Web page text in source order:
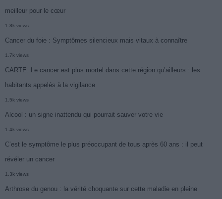
meilleur pour le cœur
1.8k views
Cancer du foie : Symptômes silencieux mais vitaux à connaître
1.7k views
CARTE. Le cancer est plus mortel dans cette région qu’ailleurs : les
habitants appelés à la vigilance
1.5k views
Alcool : un signe inattendu qui pourrait sauver votre vie
1.4k views
C’est le symptôme le plus préoccupant de tous après 60 ans : il peut
révéler un cancer
1.3k views
Arthrose du genou : la vérité choquante sur cette maladie en pleine